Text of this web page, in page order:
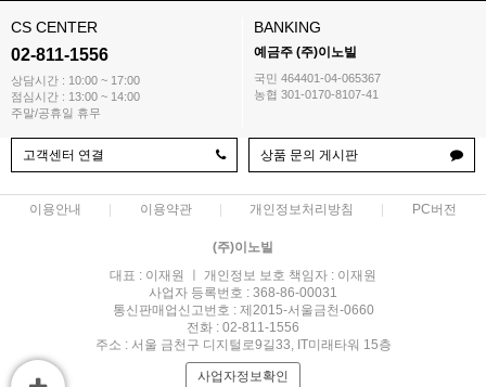
CS CENTER
02-811-1556
상담시간 : 10:00 ~ 17:00
점심시간 : 13:00 ~ 14:00
주말/공휴일 휴무
BANKING
예금주 (주)이노빌
국민 464401-04-065367
농협 301-0170-8107-41
고객센터 연결 상품 문의 게시판
이용안내 이용약관 개인정보처리방침 PC버전
(주)이노빌
대표 : 이재원 ㅣ 개인정보 보호 책임자 : 이재원
사업자 등록번호 : 368-86-00031
통신판매업신고번호 : 제2015-서울금천-0660
전화 : 02-811-1556
주소 : 서울 금천구 디지털로9길33, IT미래타워 15층
사업자정보확인